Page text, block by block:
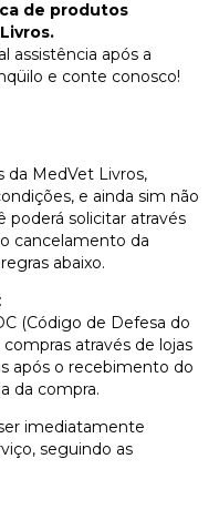
de produtos
assistência após a
e conte conosco!
da MedVet Livros,
e ainda sim não
poderá solicitar através
cancelamento da
abaixo.
(Código de Defesa do
através de lojas
após o recebimento do
da compra.
imediatamente
seguindo as